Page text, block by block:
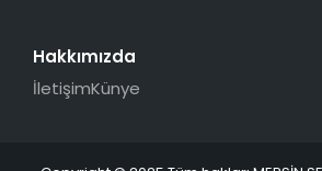
Hakkımızda
İletişimKünye